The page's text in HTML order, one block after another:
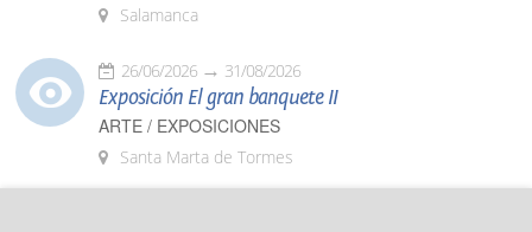
Salamanca
26/06/2026 31/08/2026
Exposición El gran banquete II
ARTE / EXPOSICIONES
Santa Marta de Tormes